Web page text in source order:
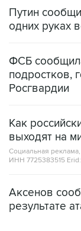
ФСБ
Росгвардии
Как
Социальная
ИНН 7725383515 Erid: